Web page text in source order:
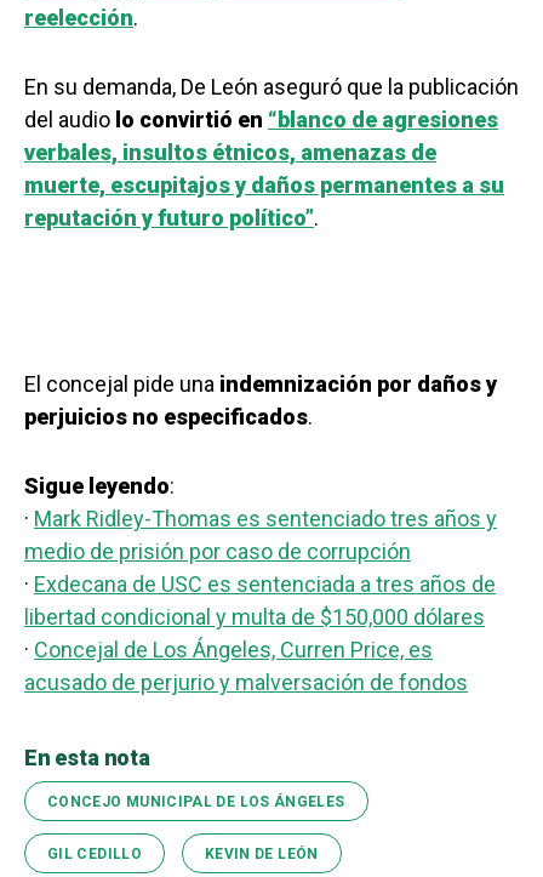
reelección.
En su demanda, De León aseguró que la publicación
del audio lo convirtió en “blanco de agresiones
verbales, insultos étnicos, amenazas de
muerte, escupitajos y daños permanentes a su
reputación y futuro político”.
El concejal pide una indemnización por daños y
perjuicios no especificados.
Sigue leyendo:
· Mark Ridley-Thomas es sentenciado tres años y
medio de prisión por caso de corrupción
· Exdecana de USC es sentenciada a tres años de
libertad condicional y multa de $150,000 dólares
· Concejal de Los Ángeles, Curren Price, es
acusado de perjurio y malversación de fondos
En esta nota
CONCEJO MUNICIPAL DE LOS ÁNGELES
GIL CEDILLO KEVIN DE LEÓN